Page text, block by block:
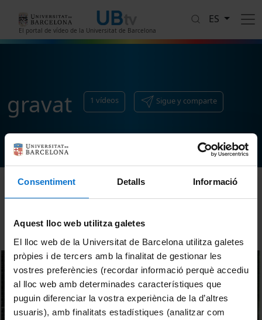
Consentiment Detalls Informació
Aquest lloc web utilitza galetes
El lloc web de la Universitat de Barcelona utilitza galetes
pròpies i de tercers amb la finalitat de gestionar les
vostres preferències (recordar informació perquè accediu
al lloc web amb determinades característiques que
puguin diferenciar la vostra experiència de la d’altres
usuaris), amb finalitats estadístiques (analitzar com
El portal de vídeo de la Universitat de Barcelona
ES
gravat 1 vídeos Sigue y comparte
Ordenar